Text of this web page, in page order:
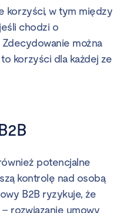
korzyści, w tym między
chodzi o
można
korzyści dla każdej ze
potencjalne
kontrolę nad osobą
B2B ryzykuje, że
rozwiązanie umowy